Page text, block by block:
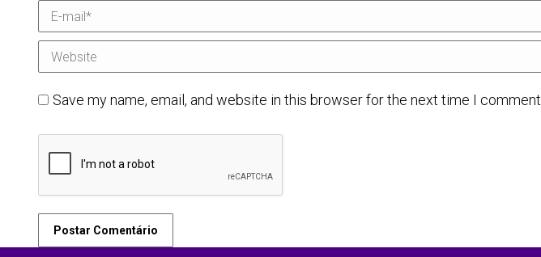
E-mail *
Website
Save my name, email, and website in this browser for the next time I comment.
Postar Comentário